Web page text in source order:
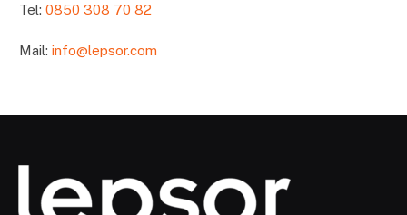
Tel: 0850 308 70 82
Mail: info@lepsor.com